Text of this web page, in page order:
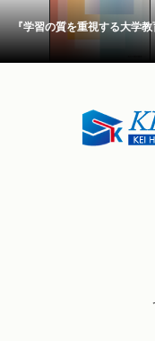
『学習の質を重視する大学